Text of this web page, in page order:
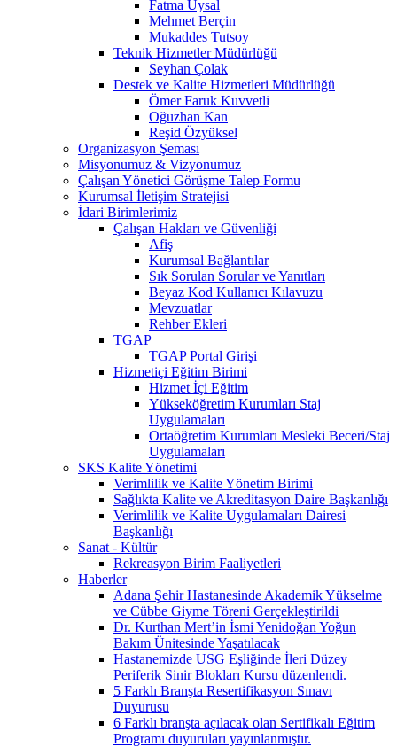
Fatma Uysal
Mehmet Berçin
Mukaddes Tutsoy
Teknik Hizmetler Müdürlüğü
Seyhan Çolak
Destek ve Kalite Hizmetleri Müdürlüğü
Ömer Faruk Kuvvetli
Oğuzhan Kan
Reşid Özyüksel
Organizasyon Şeması
Misyonumuz & Vizyonumuz
Çalışan Yönetici Görüşme Talep Formu
Kurumsal İletişim Stratejisi
İdari Birimlerimiz
Çalışan Hakları ve Güvenliği
Afiş
Kurumsal Bağlantılar
Sık Sorulan Sorular ve Yanıtları
Beyaz Kod Kullanıcı Kılavuzu
Mevzuatlar
Rehber Ekleri
TGAP
TGAP Portal Girişi
Hizmetiçi Eğitim Birimi
Hizmet İçi Eğitim
Yükseköğretim Kurumları Staj
Uygulamaları
Ortaöğretim Kurumları Mesleki Beceri/Staj
Uygulamaları
SKS Kalite Yönetimi
Verimlilik ve Kalite Yönetim Birimi
Sağlıkta Kalite ve Akreditasyon Daire Başkanlığı
Verimlilik ve Kalite Uygulamaları Dairesi
Başkanlığı
Sanat - Kültür
Rekreasyon Birim Faaliyetleri
Haberler
Adana Şehir Hastanesinde Akademik Yükselme
ve Cübbe Giyme Töreni Gerçekleştirildi
Dr. Kurthan Mert’in İsmi Yenidoğan Yoğun
Bakım Ünitesinde Yaşatılacak
Hastanemizde USG Eşliğinde İleri Düzey
Periferik Sinir Blokları Kursu düzenlendi.
5 Farklı Branşta Resertifikasyon Sınavı
Duyurusu
6 Farklı branşta açılacak olan Sertifikalı Eğitim
Programı duyuruları yayınlanmıştır.